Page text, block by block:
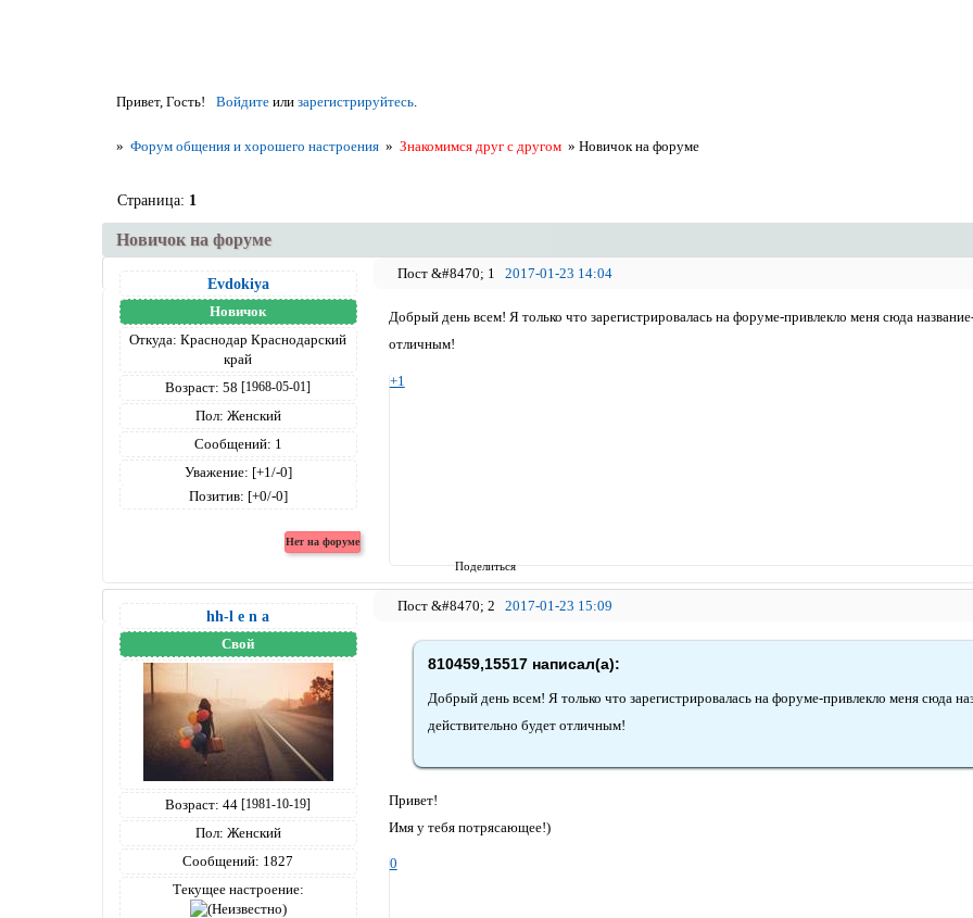
Привет, Гость! Войдитеили зарегистрируйтесь.
» Форум общения и хорошего настроения » Знакомимся друг с другом »Новичок на форуме
Новичок на форуме
Страница: 1
Поделиться
1 2017-01-23 14:04
Evdokiya
Новичок
Откуда: Краснодар Краснодарский
край
Возраст: 58 [1968-05-01]
Пол: Женский
Сообщений: 1
Уважение: [+1/-0]
Позитив: [+0/-0]
Добрый день всем! Я только что зарегистрировалась на форуме-привлекло меня сюда
отличным!
+1
2 2017-01-23 15:09
hh-l e n a
Свой
Возраст: 44[1981-10-19]
Пол: Женский
Сообщений: 1827
Текущее настроение:
810459,15517 написал(а):
Добрый день всем! Я только что зарегистрировалась на форуме-привлекло меня сюда
действительно будет отличным!
Привет!
Имя у тебя потрясающее!)
0